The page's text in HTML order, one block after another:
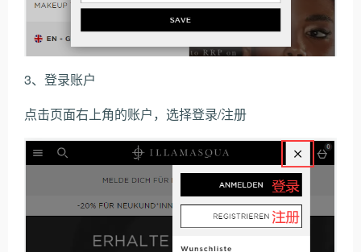
3、登录账户
点击页面右上角的账户，选择登录/注册